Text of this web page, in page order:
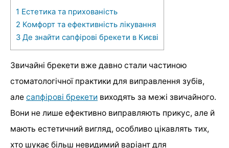
1 Естетика та прихованість
2 Комфорт та ефективність лікування
3 Де знайти сапфірові брекети в Києві
Звичайні брекети вже давно стали частиною
стоматологічної практики для виправлення зубів,
але сапфірові брекети виходять за межі звичайного.
Вони не лише ефективно виправляють прикус, але й
мають естетичний вигляд, особливо цікавлять тих,
хто шукає більш невидимий варіант для